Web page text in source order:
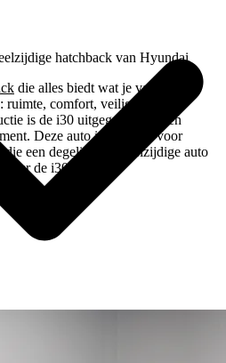
hatchback van Hyundai
die alles biedt wat je van een
comfort, veiligheid en
is de i30 uitgegroeid tot een
Deze auto is geschikt voor
die een degelijke en veelzijdige auto
over de i30.